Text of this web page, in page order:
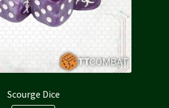
Scourge Dice